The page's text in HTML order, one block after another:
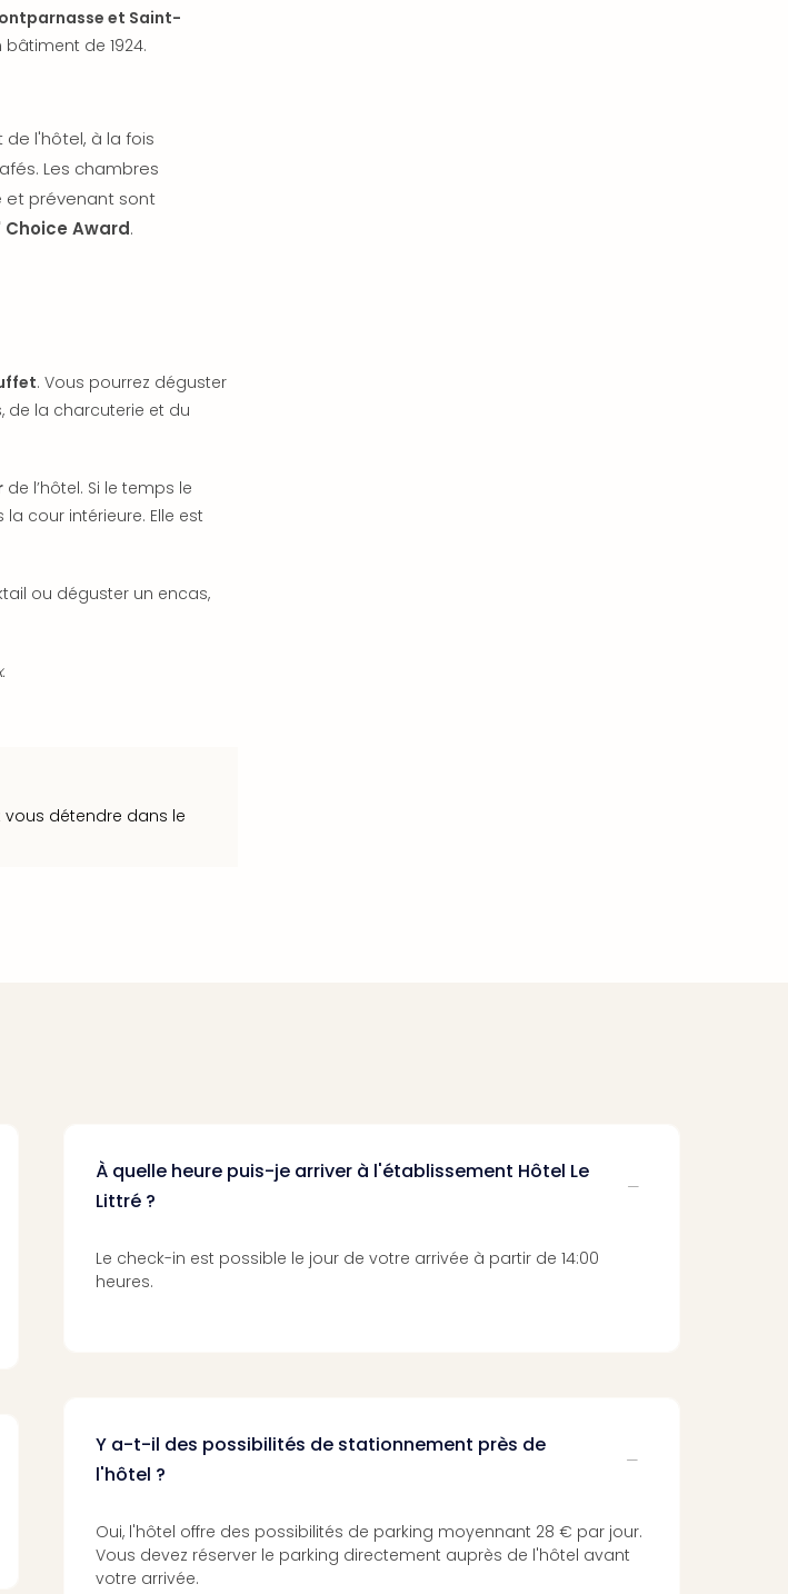
et Saint-
de 1924.
l'hôtel, à la fois
Les chambres
et prévenant sont
Award.
. Vous pourrez déguster
de la charcuterie et du
de l’hôtel. Si le temps le
la cour intérieure. Elle est
ou déguster un encas,
vous détendre dans le
À quelle heure puis-je arriver à l'établissement Hôtel Le
Littré ?
Le check-in est possible le jour de votre arrivée à partir de 14:00
heures.
Y a-t-il des possibilités de stationnement près de
l'hôtel ?
Oui, l'hôtel offre des possibilités de parking moyennant 28 € par jour.
Vous devez réserver le parking directement auprès de l'hôtel avant
votre arrivée.